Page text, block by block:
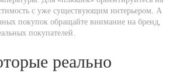
с уже существующим интерьером. А
покупок обращайте внимание на бренд,
покупателей.
реально